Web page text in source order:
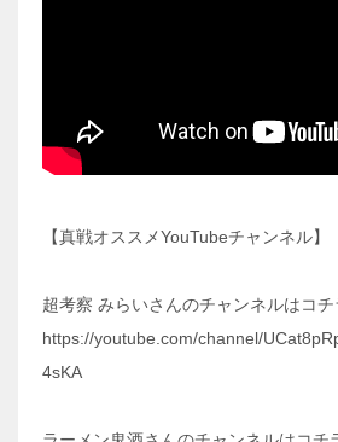
【真戦オススメYouTubeチャンネル】
超考察 みらいさんのチャンネルはコチ
https://youtube.com/channel/
4sKA